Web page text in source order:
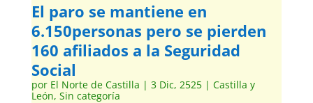
El paro se mantiene en
6.150personas pero se pierden
160 afiliados a la Seguridad
Social
por El Norte de Castilla | 3 Dic, 2525| Castilla y
León, Sin categoría